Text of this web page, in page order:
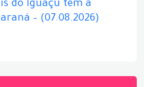
do Iguaçu tem a
– (07.08.2026)